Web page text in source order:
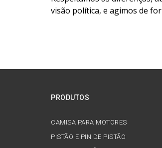
visão política, e agimos de
PRODUTOS
CAMISA PARA MOTORES
PISTÃO E PIN DE PISTÃO